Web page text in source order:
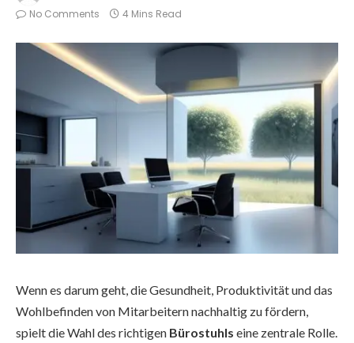
No Comments
4 Mins Read
Wenn es darum geht, die Gesundheit, Produktivität und das
Wohlbefinden von Mitarbeitern nachhaltig zu fördern,
spielt die Wahl des richtigen Bürostuhls eine zentrale Rolle.